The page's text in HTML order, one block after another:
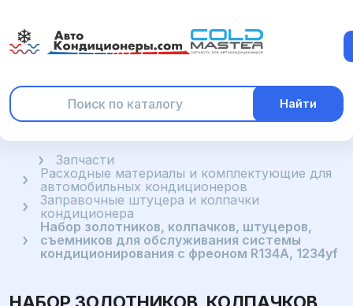
Найти
ГлавнаяЗапчасти
Расходные материалы и комплектующие для
автомобильных кондиционеров
Заправочные штуцера и колпачки
кондиционера
Набор золотников, колпачков, штуцеров,
съемников для обслуживания системы
кондиционирования с фреоном R134A, 1234yf